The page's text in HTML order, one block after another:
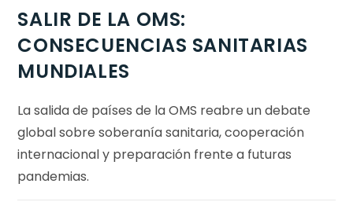
SALIR DE LA OMS:
CONSECUENCIAS SANITARIAS
MUNDIALES
La salida de países de la OMS reabre un debate
global sobre soberanía sanitaria, cooperación
internacional y preparación frente a futuras
pandemias.